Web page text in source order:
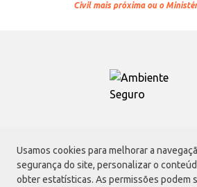
Usamos cookies para melhorar a
segurança do site, personalizar o
obter estatísticas. As permissões podem
Civil mais próxima ou o
Atacadão S.A.
Avenida Morvan Dias de Figueiredo, 6169, Vila
02170-901 | CNPJ: